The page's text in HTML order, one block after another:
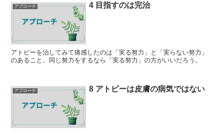
アプローチ 4 目指すのは完治
アトピーを治してみて痛感したのは「実る努力」と「実らない努力」
のあること。同じ努力をするなら「実る努力」の方がいいだろう。
アプローチ 8 アトピーは皮膚の病気ではない